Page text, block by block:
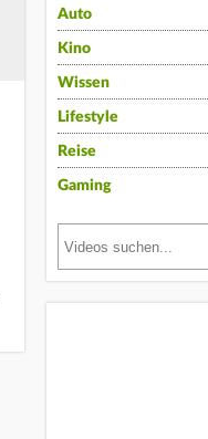
Auto
Kino
Wissen
Lifestyle
Reise
Gaming